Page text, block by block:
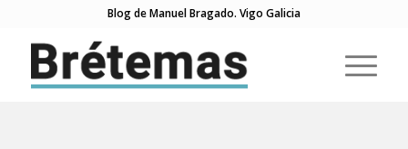
Blog de Manuel Bragado. Vigo Galicia